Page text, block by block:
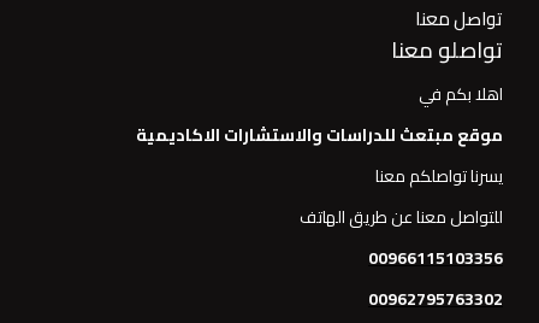
تواصل معنا
تواصلو معنا
اهلا بكم في
موقع مبتعث للدراسات والاستشارات الاكاديمية
يسرنا تواصلكم معنا
للتواصل معنا عن طريق الهاتف
00966115103356
00962795763302